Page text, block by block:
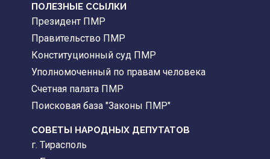
ПОЛЕЗНЫЕ ССЫЛКИ
Президент ПМР
Правительство ПМР
Конституционный суд ПМР
Уполномоченный по правам человека
Счетная палата ПМР
Поисковая база "Законы ПМР"
СОВЕТЫ НАРОДНЫХ ДЕПУТАТОВ
г. Тирасполь